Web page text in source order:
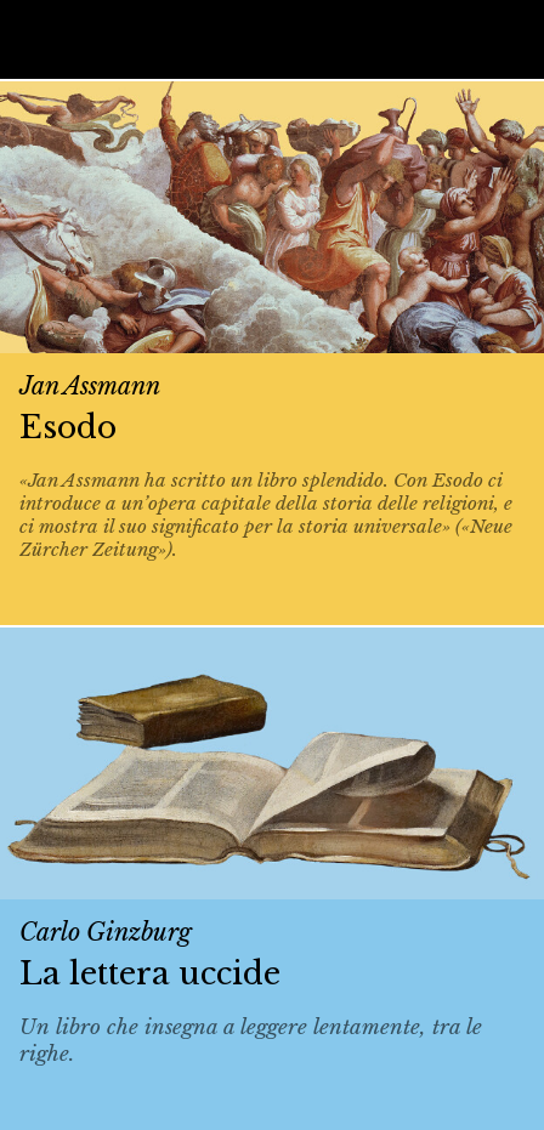
Jan Assmann
Esodo
«Jan Assmann ha scritto un libro splendido. Con Esodo ci
introduce a un’opera capitale della storia delle religioni, e
ci mostra il suo significato per la storia universale» («Neue
Zürcher Zeitung»).
Carlo Ginzburg
La lettera uccide
Un libro che insegna a leggere lentamente, tra le
righe.